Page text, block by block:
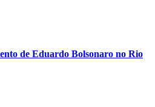
de Eduardo Bolsonaro no Rio